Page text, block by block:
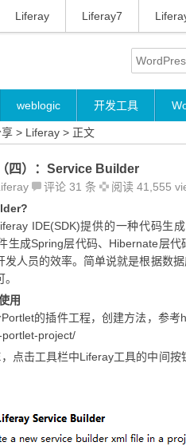
Liferay Liferay7
weblogic 开发工具
> Liferay > 正文
四）：Service Builder
评论 31 条
阅读 41,555
IDE(SDK)提供的一种代码生
生成Spring层代码、Hibernate层
发人员的效率。简单说就是根据数
用
的插件工程，创建方法，参
project/
点击工具栏中Liferay工具的中间